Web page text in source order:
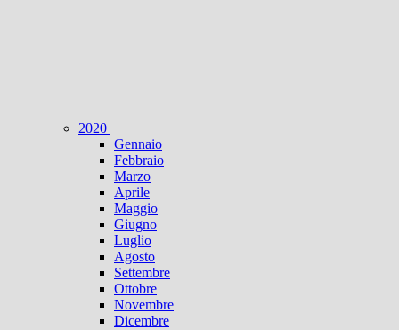
2020
Gennaio
Febbraio
Marzo
Aprile
Maggio
Giugno
Luglio
Agosto
Settembre
Ottobre
Novembre
Dicembre